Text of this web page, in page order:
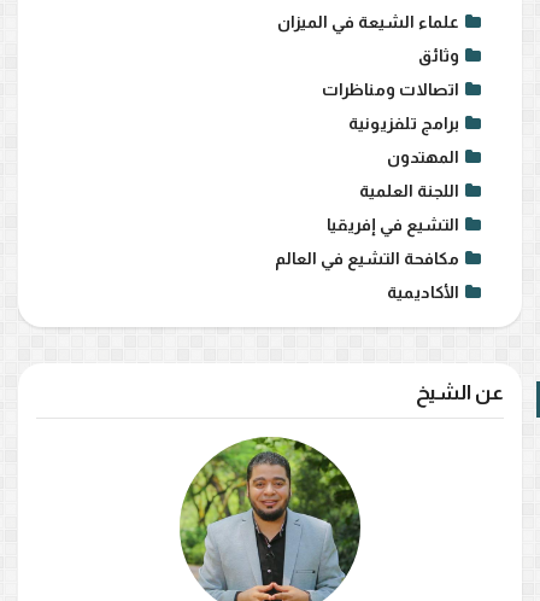
علماء الشيعة في الميزان
وثائق
اتصالات ومناظرات
برامج تلفزيونية
المهتدون
اللجنة العلمية
التشيع في إفريقيا
مكافحة التشيع في العالم
الأكاديمية
عن الشيخ